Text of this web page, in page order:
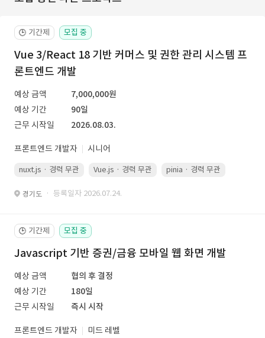
🕒 기간제 모집 중
Vue 3/React 18 기반 커머스 및 권한 관리 시스템 프
론트엔드 개발
예상 금액
7,000,000원
예상 기간
90일
근무 시작일
2026.08.03.
프론트엔드 개발자 시니어
nuxt.js · 경력 무관 Vue.js · 경력 무관 pinia · 경력 무관
경기도 · 등록일자 2026.07.24.
🕒 기간제 모집 중
Javascript 기반 증권/금융 모바일 웹 화면 개발
예상 금액
협의 후 결정
예상 기간
180일
근무 시작일
즉시 시작
프론트엔드 개발자 미드 레벨